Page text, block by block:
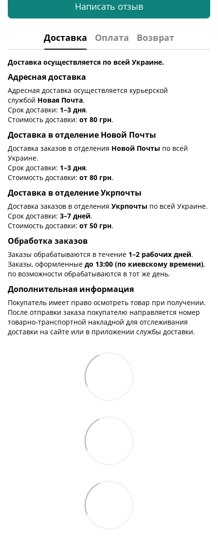
Написать отзыв
Доставка Оплата Возврат
Доставка осуществляется по всей Украине.
Адресная доставка
Адресная доставка осуществляется курьерской
службой Новая Почта.
Срок доставки: 1–3 дня.
Стоимость доставки: от 80 грн.
Доставка в отделение Новой Почты
Доставка заказов в отделения Новой Почты по всей
Украине.
Срок доставки: 1–3 дня.
Стоимость доставки: от 80 грн.
Доставка в отделение Укрпочты
Доставка заказов в отделения Укрпочты по всей Украине.
Срок доставки: 3–7 дней.
Стоимость доставки: от 50 грн.
Обработка заказов
Заказы обрабатываются в течение 1–2 рабочих дней.
Заказы, оформленные до 13:00 (по киевскому времени),
по возможности обрабатываются в тот же день.
Дополнительная информация
Покупатель имеет право осмотреть товар при получении.
После отправки заказа покупателю направляется номер
товарно-транспортной накладной для отслеживания
доставки на сайте или в приложении службы доставки.